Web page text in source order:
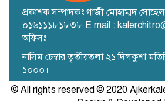
প্রকাশক সম্পাদকঃ গাজী মোহাম্মদ
০১৬১১১৮১৮৩৮ E mail :
অফিসঃ
নাসিম চেম্বার তৃতীয়তলা ২১ দিলকুশা
১০০০।
© All rights reserved © 2020